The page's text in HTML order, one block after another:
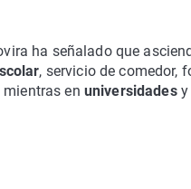
ha señalado que
, servicio de comedor,
en universidades